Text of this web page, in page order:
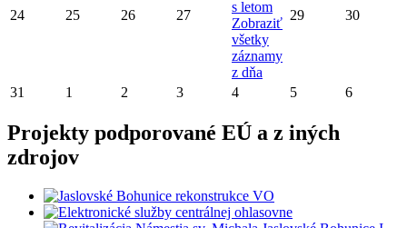
24 25 26 27
s letom
Zobraziť
všetky
záznamy
z dňa
29 30
31 1 2 3 4 5 6
Projekty podporované EÚ a z iných
zdrojov